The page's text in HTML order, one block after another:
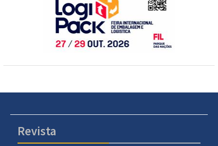
Revista